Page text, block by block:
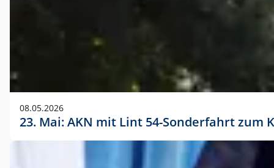
08.05.2026
23. Mai: AKN mit Lint 54-Sonderfahrt